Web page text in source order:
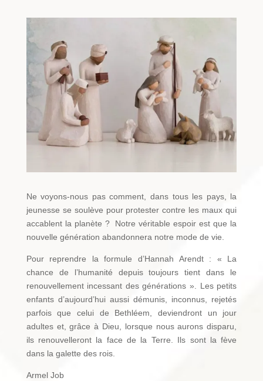
Ne voyons-nous pas comment, dans tous les pays, la
jeunesse se soulève pour protester contre les maux qui
accablent la planète ? Notre véritable espoir est que la
nouvelle génération abandonnera notre mode de vie.
Pour reprendre la formule d’Hannah Arendt : « La
chance de l’humanité depuis toujours tient dans le
renouvellement incessant des générations ». Les petits
enfants d’aujourd’hui aussi démunis, inconnus, rejetés
parfois que celui de Bethléem, deviendront un jour
adultes et, grâce à Dieu, lorsque nous aurons disparu,
ils renouvelleront la face de la Terre. Ils sont la fève
dans la galette des rois.
Armel Job